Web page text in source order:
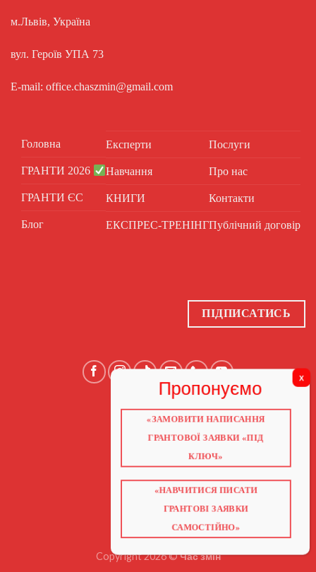
м.Львів, Україна
вул. Героїв УПА 73
E-mail: office.chaszmin@gmail.com
Головна
ГРАНТИ 2026
ГРАНТИ ЄС
Блог
Експерти
Навчання
КНИГИ
ЕКСПРЕС-ТРЕНІНГ
Послуги
Про нас
Контакти
Публічний договір
ПІДПИСАТИСЬ
ГОЛОВНА
ГРАНТИ 2026
ПОСЛУГИ
НАВЧАННЯ
КНИГИ
ВІДЕО ПРО ГРАНТИ
Copyright 2026 ©Час змін
«ЗАМОВИТИ НАПИСАННЯ
ГРАНТОВОЇ ЗАЯВКИ «ПІД
КЛЮЧ»
«НАВЧИТИСЯ ПИСАТИ
ГРАНТОВІ ЗАЯВКИ
САМОСТІЙНО»